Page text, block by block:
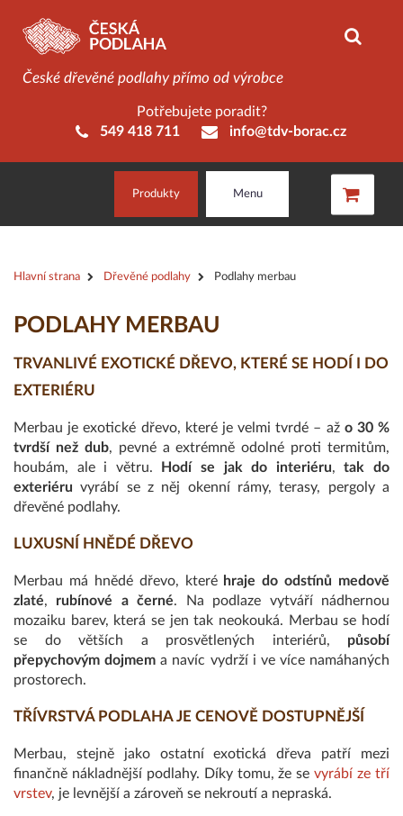
České dřevěné podlahy přímo od výrobce
Potřebujete poradit?
549 418 711
info@tdv-borac.cz
Produkty Menu
Hlavní strana Dřevěné podlahy Podlahy merbau
PODLAHY MERBAU
TRVANLIVÉ EXOTICKÉ DŘEVO, KTERÉ SE HODÍ I DO
EXTERIÉRU
Merbau je exotické dřevo, které je velmi tvrdé – až o 30 %
tvrdší než dub, pevné a extrémně odolné proti termitům,
houbám, ale i větru.
Hodí se jak do interiéru, tak do
exteriéru vyrábí se z něj okenní rámy, terasy, pergoly a
dřevěné podlahy.
LUXUSNÍ HNĚDÉ DŘEVO
Merbau má hnědé dřevo, které hraje do odstínů medově
zlaté, rubínové a černé. Na podlaze vytváří nádhernou
mozaiku barev, která se jen tak neokouká. Merbau se hodí
se do větších a prosvětlených interiérů, působí
přepychovým dojmem a navíc vydrží i ve více namáhaných
prostorech.
TŘÍVRSTVÁ PODLAHA JE CENOVĚ DOSTUPNĚJŠÍ
Merbau, stejně jako ostatní exotická dřeva patří mezi
finančně nákladnější podlahy. Díky tomu, že sevyrábí ze tří
vrstev, je levnější a zároveň se nekroutí a nepraská.